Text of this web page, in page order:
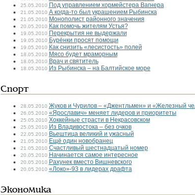
25.05.2010 Под управлением хормейстера Вагнера
21.05.2010 А когда-то был украшением Рыбинска
21.05.2010 Монополист районного значения
20.05.2010 Как помочь жителям Устья?
19.05.2010 Перекрытия не выдержали
19.05.2010 Бурёнки просят помощи
19.05.2010 Как снизить «лесистость» полей
18.05.2010 Мясо будет мраморным
18.05.2010 Врач и святитель
18.05.2010 Из Рыбинска – на Балтийское море
Спорт
28.05.2010 Жуков и Чурилов – «Джентльмен» и «Железный
26.05.2010 «Ярославич» меняет лидеров и приоритеты
25.05.2010 Хоккейные страсти в Некрасовском
25.05.2010 Из Владивостока – без очков
22.05.2010 Вьештица великий и ужасный
21.05.2010 Ещё один новобранец
21.05.2010 Счастливый шестнадцатый номер
20.05.2010 Начинается самое интересное
20.05.2010 Рахунек вместо Вишневского
20.05.2010 «Локо»-93 в лидерах драфта
Экономика